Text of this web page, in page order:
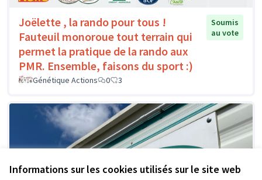
Informations sur les cookies utilisés sur le site web
Joëlette , la rando pour tous !
Fauteuil monoroue tout terrain qui
permet la pratique de la rando aux
PMR. Ensemble, faisons du sport :)
Soumis
au vote
Génétique Actions 0 3